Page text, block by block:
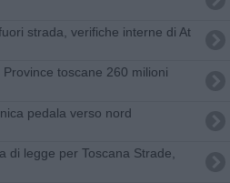
strada, verifiche interne di At
toscane 260 milioni
pedala verso nord
di legge per Toscana Strade,